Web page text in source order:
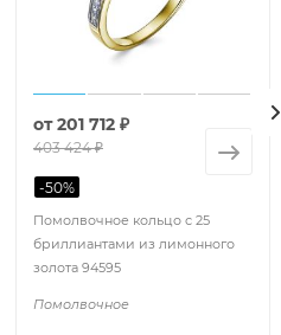
Помолвочное кольцо с 25
бриллиантами из лимонного
золота 94595
Помолвочное
от201 712 ₽
403 424 ₽
-50%